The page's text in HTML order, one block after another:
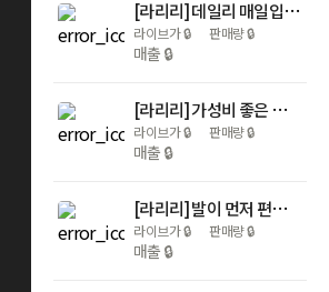
[라리리] 데일리 매일입는 여성팬티 세트 이너웨어 기획전
라이브가🔒 판매량🔒
매출 🔒
[라리리] 가성비 좋은 데용량 머리끈, 데일리 헤어악세 특가 기획전
라이브가🔒 판매량🔒
매출 🔒
[라리리] 발이 먼저 편해지는 무소음 슬리퍼 데일리 실내화
라이브가🔒 판매량🔒
매출 🔒